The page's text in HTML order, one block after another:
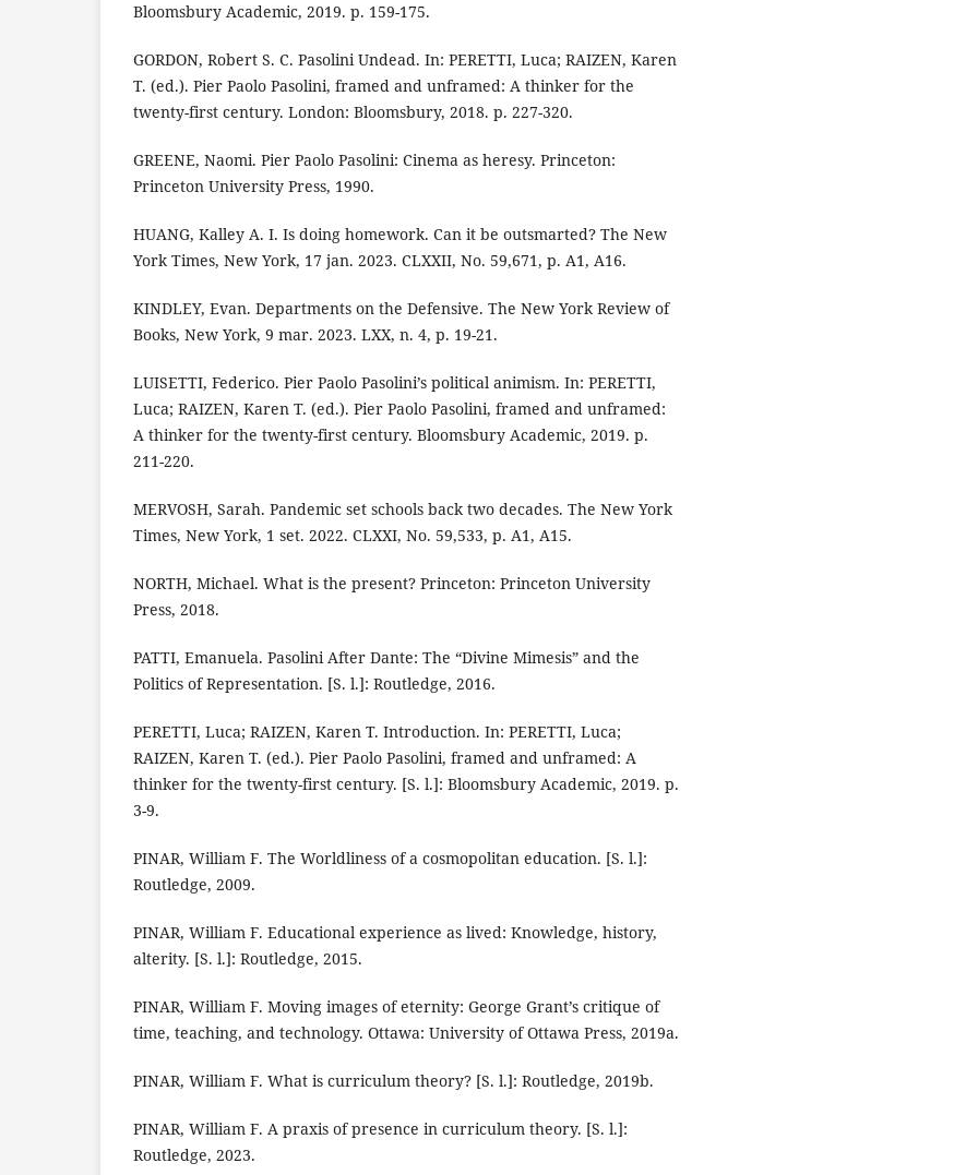
Bloomsbury Academic, 2019. p. 159-175.
GORDON, Robert S. C. Pasolini Undead. In: PERETTI, Luca; RAIZEN, Karen
T. (ed.). Pier Paolo Pasolini, framed and unframed: A thinker for the
twenty-first century. London: Bloomsbury, 2018. p. 227-320.
GREENE, Naomi. Pier Paolo Pasolini: Cinema as heresy. Princeton:
Princeton University Press, 1990.
HUANG, Kalley A. I. Is doing homework. Can it be outsmarted? The New
York Times, New York, 17 jan. 2023. CLXXII, No. 59,671, p. A1, A16.
KINDLEY, Evan. Departments on the Defensive. The New York Review of
Books, New York, 9 mar. 2023. LXX, n. 4, p. 19-21.
LUISETTI, Federico. Pier Paolo Pasolini’s political animism. In: PERETTI,
Luca; RAIZEN, Karen T. (ed.). Pier Paolo Pasolini, framed and unframed:
A thinker for the twenty-first century. Bloomsbury Academic, 2019. p.
211-220.
MERVOSH, Sarah. Pandemic set schools back two decades. The New York
Times, New York, 1 set. 2022. CLXXI, No. 59,533, p. A1, A15.
NORTH, Michael. What is the present? Princeton: Princeton University
Press, 2018.
PATTI, Emanuela. Pasolini After Dante: The “Divine Mimesis” and the
Politics of Representation. [S. l.]: Routledge, 2016.
PERETTI, Luca; RAIZEN, Karen T. Introduction. In: PERETTI, Luca;
RAIZEN, Karen T. (ed.). Pier Paolo Pasolini, framed and unframed: A
thinker for the twenty-first century. [S. l.]: Bloomsbury Academic, 2019. p.
3-9.
PINAR, William F. The Worldliness of a cosmopolitan education. [S. l.]:
Routledge, 2009.
PINAR, William F. Educational experience as lived: Knowledge, history,
alterity. [S. l.]: Routledge, 2015.
PINAR, William F. Moving images of eternity: George Grant’s critique of
time, teaching, and technology. Ottawa: University of Ottawa Press, 2019a.
PINAR, William F. What is curriculum theory? [S. l.]: Routledge, 2019b.
PINAR, William F. A praxis of presence in curriculum theory. [S. l.]:
Routledge, 2023.